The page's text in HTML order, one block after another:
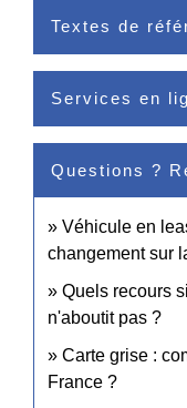
Textes de
Services en
Questions ?
Véhicule en
changement sur
Quels recours
n'aboutit pas ?
Carte grise :
France ?